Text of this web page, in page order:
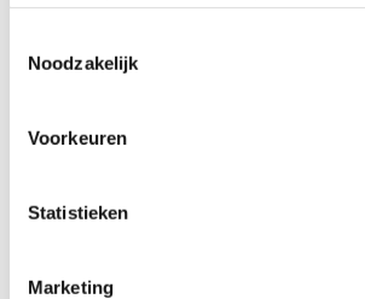
alle cookies zoals omschreven in onze
in deze cookiebanner. Door op ‘Alleen
noodzakelijke cookies.
lezen in onze
Noodzakelijk
Voorkeuren
Statistieken
Marketing
Recente SER-adviezen
Perspectief op brede welvaart in
Balans in maatschappelijk verlof |
Leven lang ontwikkelen :